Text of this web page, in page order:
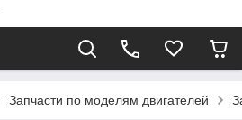
Запчасти по моделям двигателей